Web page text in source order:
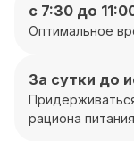
с 7:30 до
Оптимальное
За сутки до
рациона питания